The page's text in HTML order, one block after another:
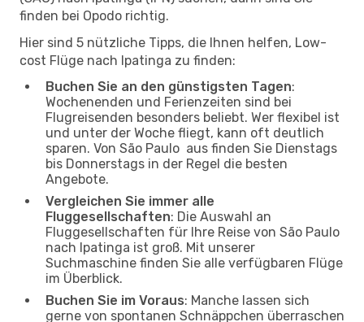
finden bei Opodo richtig.
Hier sind 5 nützliche Tipps, die Ihnen helfen, Low-
cost Flüge nach Ipatinga zu finden:
Buchen Sie an den günstigsten Tagen:
Wochenenden und Ferienzeiten sind bei
Flugreisenden besonders beliebt. Wer flexibel ist
und unter der Woche fliegt, kann oft deutlich
sparen. Von São Paulo aus finden Sie Dienstags
bis Donnerstags in der Regel die besten
Angebote.
Vergleichen Sie immer alle
Fluggesellschaften: Die Auswahl an
Fluggesellschaften für Ihre Reise von São Paulo
nach Ipatinga ist groß. Mit unserer
Suchmaschine finden Sie alle verfügbaren Flüge
im Überblick.
Buchen Sie im Voraus: Manche lassen sich
gerne von spontanen Schnäppchen überraschen